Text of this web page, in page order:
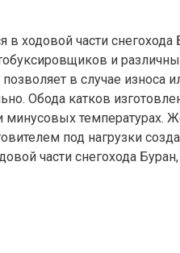
в ходовой части снегохода
и
в случае износа
Обода катков
минусовых температурах.
под нагрузки
части снегохода